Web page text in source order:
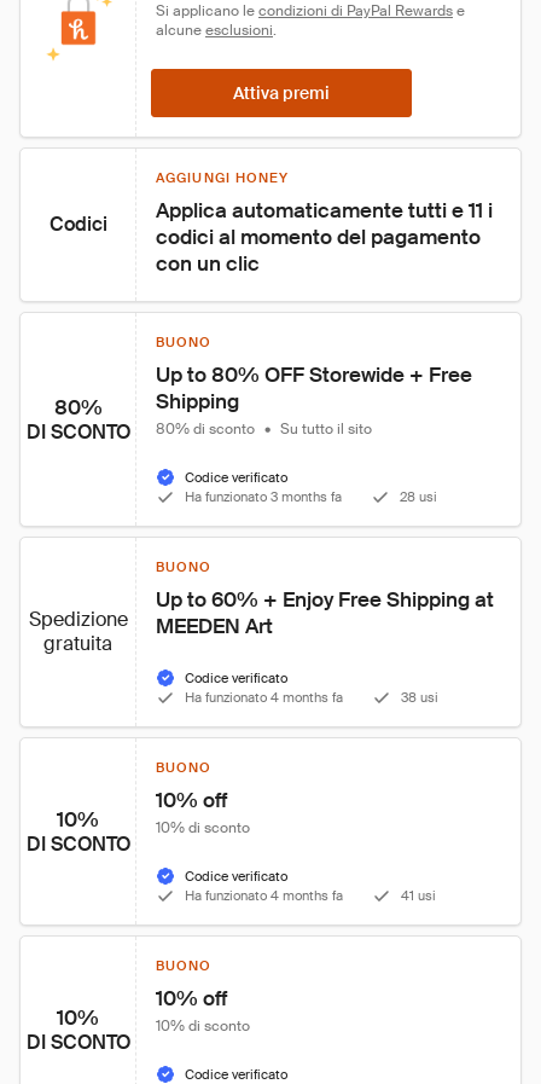
Si applicano le condizioni di PayPal Rewards e
alcune esclusioni.
Attiva premi
Codici
AGGIUNGI HONEY
Applica automaticamente tutti e 11 i
codici al momento del pagamento
con un clic
80%
DI SCONTO
BUONO
Up to 80% OFF Storewide + Free
Shipping
80% di sconto • Su tutto il sito
Codice verificato
Ha funzionato 3 months fa
28 usi
Spedizione
gratuita
BUONO
Up to 60% + Enjoy Free Shipping at
MEEDEN Art
Codice verificato
Ha funzionato 4 months fa
38 usi
10%
DI SCONTO
BUONO
10% off
10% di sconto
Codice verificato
Ha funzionato 4 months fa
41 usi
10%
DI SCONTO
BUONO
10% off
10% di sconto
Codice verificato